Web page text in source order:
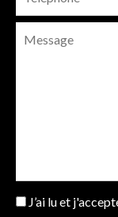
J’ai lu et